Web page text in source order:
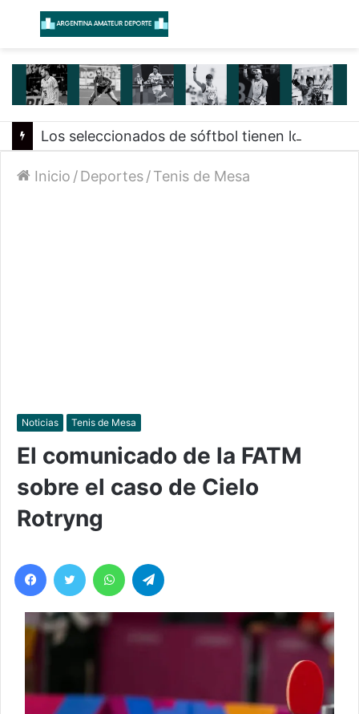
Menú
Inicio /Deportes/Tenis de Mesa
Noticias Tenis de Mesa
El comunicado de la FATM
sobre el caso de Cielo
Rotryng
Facebook
Twitter WhatsApp